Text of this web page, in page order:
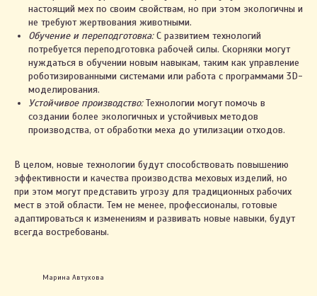
настоящий мех по своим свойствам, но при этом экологичны и
не требуют жертвования животными.
Обучение и переподготовка:С развитием технологий
потребуется переподготовка рабочей силы. Скорняки могут
нуждаться в обучении новым навыкам, таким как управление
роботизированными системами или работа с программами 3D-
моделирования.
Устойчивое производство:Технологии могут помочь в
создании более экологичных и устойчивых методов
производства, от обработки меха до утилизации отходов.
В целом, новые технологии будут способствовать повышению
эффективности и качества производства меховых изделий, но
при этом могут представить угрозу для традиционных рабочих
мест в этой области. Тем не менее, профессионалы, готовые
адаптироваться к изменениям и развивать новые навыки, будут
всегда востребованы.
Марина Автухова
2023. ИП Автухова Марина Александровна
Св-во о государственной регистрации № 0796122
Политика конфиденциальности
УНП 491461557
Интернет-сайт включён в БЕЛГИЭ
Республики Беларусь 01.11.2023 за №191590
Правила оплаты и возврата